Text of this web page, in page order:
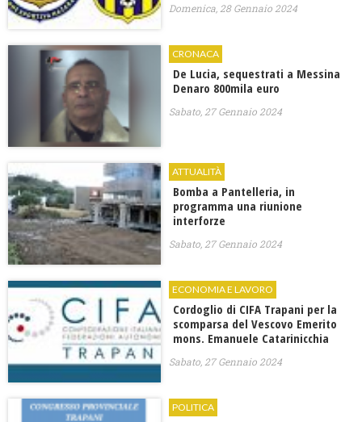
Domenica, 28 Gennaio 2024
CRONACA
De Lucia, sequestrati a Messina
Denaro 800mila euro
Sabato, 27 Gennaio 2024
ATTUALITÀ
Bomba a Pantelleria, in
programma una riunione
interforze
Sabato, 27 Gennaio 2024
ECONOMIA E LAVORO
Cordoglio di CIFA Trapani per la
scomparsa del Vescovo Emerito
mons. Emanuele Catarinicchia
Sabato, 27 Gennaio 2024
POLITICA